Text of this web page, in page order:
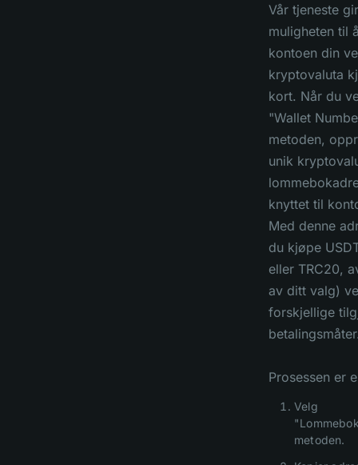
Vår tjeneste gir
muligheten til
kontoen din
kryptovaluta
kort. Når du
"Wallet
metoden,
unik
knyttet til
Med denne
du kjøpe
eller TRC20,
av ditt valg)
forskjellige
Prosessen er
Velg
metoden.